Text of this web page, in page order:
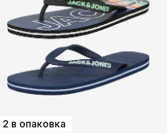
2 в опаковка